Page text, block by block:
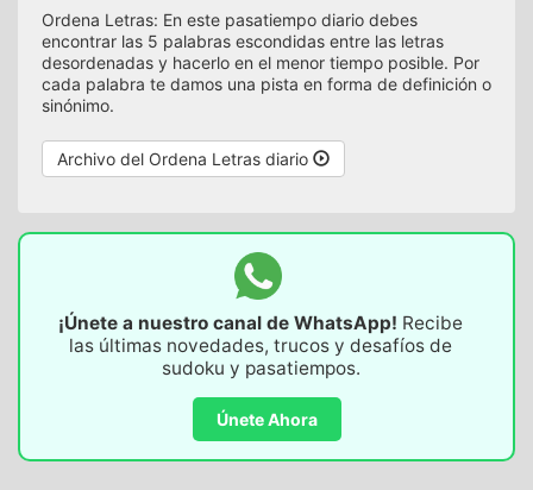
Ordena Letras: En este pasatiempo diario debes
encontrar las 5 palabras escondidas entre las letras
desordenadas y hacerlo en el menor tiempo posible. Por
cada palabra te damos una pista en forma de definición o
sinónimo.
Archivo del Ordena Letras diario
¡Únete a nuestro canal de WhatsApp! Recibe
las últimas novedades, trucos y desafíos de
sudoku y pasatiempos.
Únete Ahora